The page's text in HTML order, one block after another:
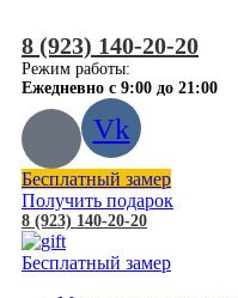
8 (923) 140-20-20
Режим работы:
Ежедневно с 9:00 до 21:00
Vk
Бесплатный замер
Получить подарок
8 (923) 140-20-20
Бесплатный замер